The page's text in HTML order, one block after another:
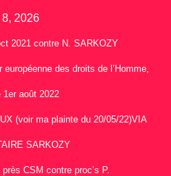
2026
2021 contre N. SARKOZY
des droits de l’Homme,
1er août 2022
(voir ma plainte du 20/05/22)VIA
SARKOZY
CSM contre proc’s P.